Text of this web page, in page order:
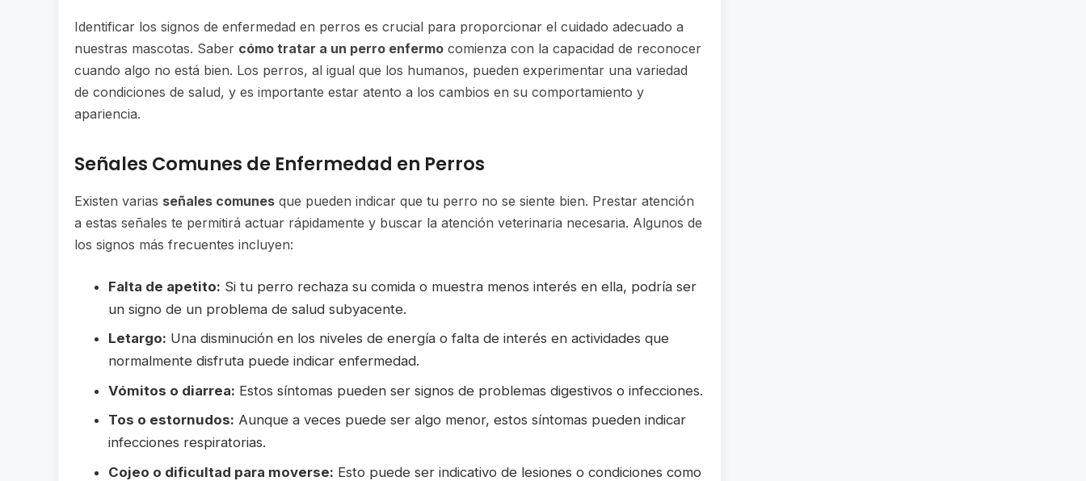
Identificar los signos de enfermedad en perros es crucial para proporcionar el cuidado adecuado a
nuestras mascotas. Saber cómo tratar a un perro enfermo comienza con la capacidad de reconocer
cuando algo no está bien. Los perros, al igual que los humanos, pueden experimentar una variedad
de condiciones de salud, y es importante estar atento a los cambios en su comportamiento y
apariencia.
Señales Comunes de Enfermedad en Perros
Existen varias señales comunes que pueden indicar que tu perro no se siente bien. Prestar atención
a estas señales te permitirá actuar rápidamente y buscar la atención veterinaria necesaria. Algunos de
los signos más frecuentes incluyen:
Falta de apetito: Si tu perro rechaza su comida o muestra menos interés en ella, podría ser
un signo de un problema de salud subyacente.
Letargo: Una disminución en los niveles de energía o falta de interés en actividades que
normalmente disfruta puede indicar enfermedad.
Vómitos o diarrea: Estos síntomas pueden ser signos de problemas digestivos o infecciones.
Tos o estornudos: Aunque a veces puede ser algo menor, estos síntomas pueden indicar
infecciones respiratorias.
Cojeo o dificultad para moverse: Esto puede ser indicativo de lesiones o condiciones como